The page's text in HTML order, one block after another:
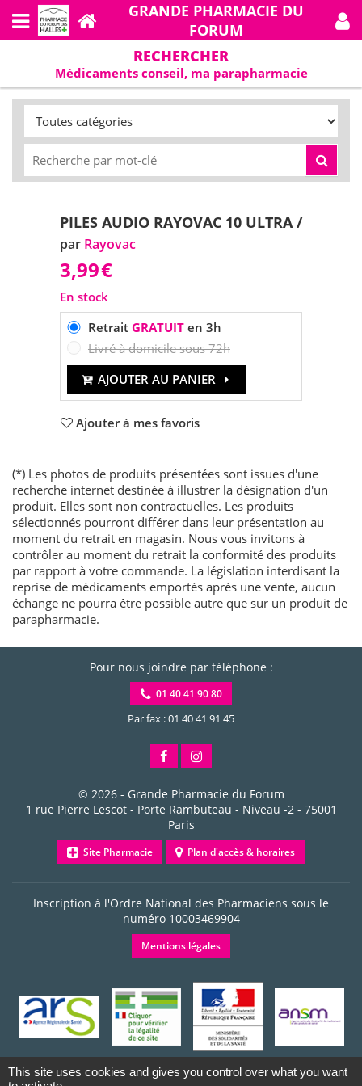
GRANDE PHARMACIE DU
FORUM
RECHERCHER
Médicaments conseil, ma parapharmacie
PILES AUDIO RAYOVAC 10 ULTRA /
par Rayovac
3,99€
En stock
Retrait GRATUITen 3h
Livré à domicile sous 72h
AJOUTER AU PANIER
Ajouter à mes favoris
(*) Les photos de produits présentées sont issues d'une
recherche internet destinée à illustrer la désignation d'un
produit. Elles sont non contractuelles. Les produits
sélectionnés pourront différer dans leur présentation au
moment du retrait en magasin. Nous vous invitons à
contrôler au moment du retrait la conformité des produits
par rapport à votre commande. La législation interdisant la
reprise de médicaments emportés après une vente, aucun
échange ne pourra être possible autre que sur un produit de
parapharmacie.
Pour nous joindre par téléphone :
01 40 41 90 80
Par fax : 01 40 41 91 45
© 2026 - Grande Pharmacie du Forum
1 rue Pierre Lescot - Porte Rambuteau - Niveau -2- 75001
Paris
Site Pharmacie Plan d'accès & horaires
Inscription à l'Ordre National des Pharmaciens sous le
numéro 10003469904
Mentions légales
This site uses cookies and gives you control over what you want